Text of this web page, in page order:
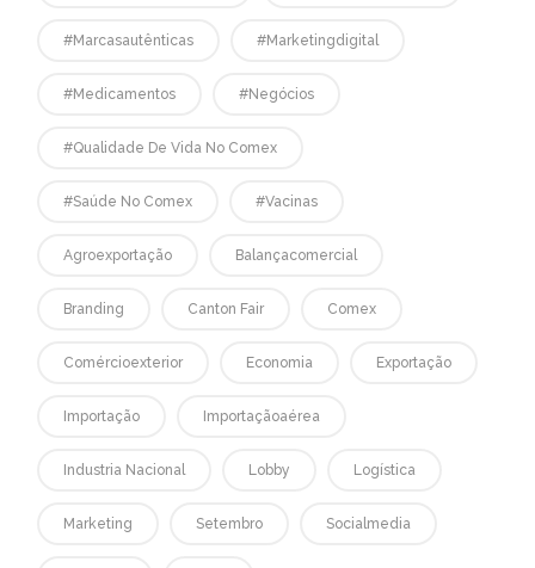
#marcasautênticas #marketingdigital
#medicamentos #negócios
#qualidade De Vida No Comex
#saúde No Comex #vacinas
Agroexportação Balançacomercial
Branding Canton Fair Comex
Comércioexterior Economia Exportação
Importação Importaçãoaérea
Industria Nacional Lobby Logística
Marketing Setembro Socialmedia